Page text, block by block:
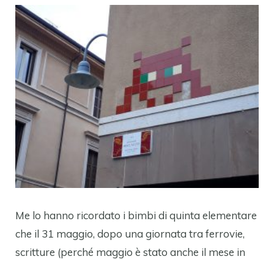
Me lo hanno ricordato i bimbi di quinta elementare
che il 31 maggio, dopo una giornata tra ferrovie,
scritture (perché maggio è stato anche il mese in